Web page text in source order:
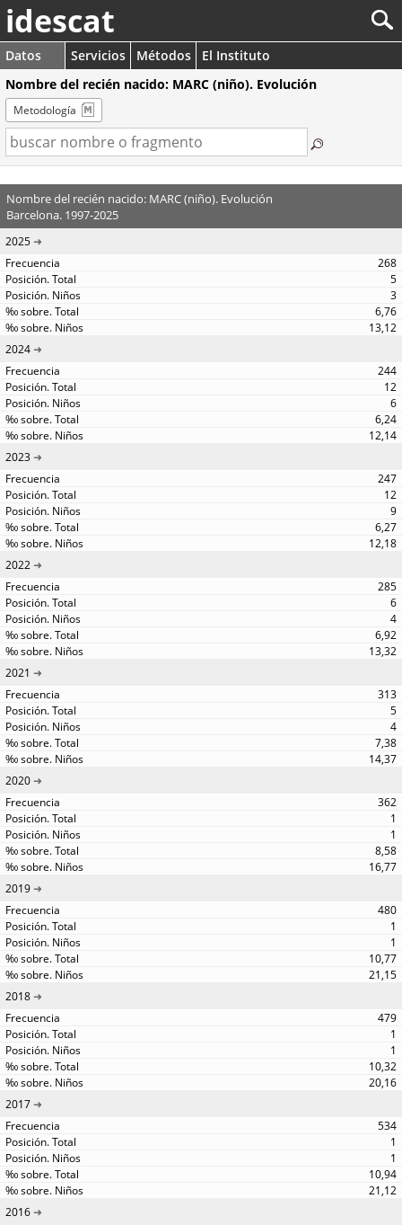
idescat
Datos Servicios Métodos
El Instituto
Nombre del recién nacido: MARC (niño). Evolución
Metodología
Nombre del recién nacido: MARC (niño). Evolución
Barcelona. 1997-2025
2025
268
5
3
6,76
13,12
2024
244
12
6
6,24
12,14
2023
247
12
9
6,27
12,18
2022
285
6
4
6,92
13,32
2021
313
5
4
7,38
14,37
2020
362
1
1
8,58
16,77
2019
480
1
1
10,77
21,15
2018
479
1
1
10,32
20,16
2017
534
1
1
10,94
21,12
2016